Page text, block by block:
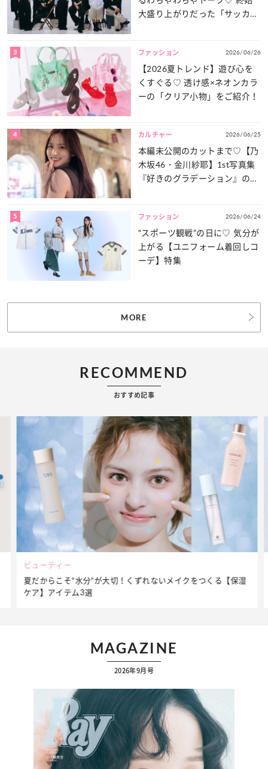
大盛り上がりだった「サッカー
3 ファッション 2026/06/26
【2026夏トレンド】遊び心を
くすぐる♡ 透け感×ネオンカラ
ーの「クリア小物」をご紹介！
4 カルチャー 2026/06/25
本編未公開のカットまで♡【乃
木坂46・金川紗耶】1st写真集
『好きのグラデーション』の魅
5 ファッション 2026/06/24
“スポーツ観戦”の日に♡ 気分が
上がる【ユニフォーム着回しコ
ーデ】特集
MORE
RECOMMEND
おすすめ記事
ビューティー
夏だからこそ“水分”が大切！くずれないメイクをつくる【保湿
ケア】アイテム3選
MAGAZINE
2026年9月号